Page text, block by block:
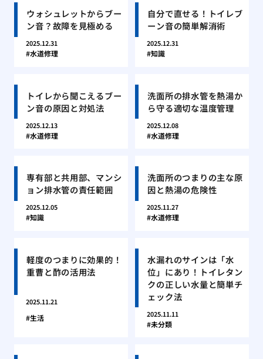
ウォシュレットからブー
ン音？故障を見極める
2025.12.31
水道修理
自分で直せる！トイレブ
ーン音の簡単解消術
2025.12.31
知識
トイレから聞こえるブー
ン音の原因と対処法
2025.12.13
水道修理
洗面所の排水管を熱湯か
ら守る適切な温度管理
2025.12.08
水道修理
専有部と共用部、マンシ
ョン排水管の責任範囲
2025.12.05
知識
洗面所のつまりの主な原
因と熱湯の危険性
2025.11.27
水道修理
軽度のつまりに効果的！
重曹と酢の活用法
2025.11.21
生活
水漏れのサインは「水
位」にあり！トイレタン
クの正しい水量と簡単チ
ェック法
2025.11.11
未分類